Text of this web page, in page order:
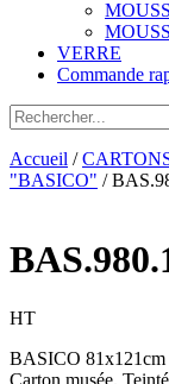
VERRE
Commande
Accueil /
"BASICO" /
HT
BASICO
Carton musée.